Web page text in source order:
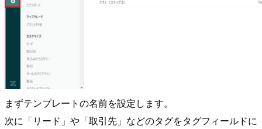
まずテンプレートの名前を設定します。
次に「リード」や「取引先」などのタグをタグフィールドに